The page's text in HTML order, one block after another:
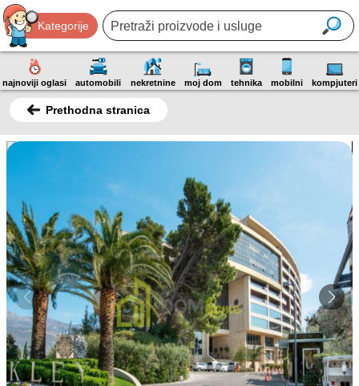
Kategorije
najnoviji oglasi automobili nekretnine moj dom tehnika mobilni kompjuteri
Prethodna stranica